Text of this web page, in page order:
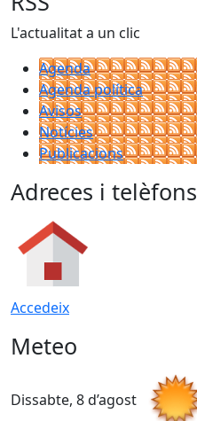
L'actualitat a un clic
Agenda
Agenda política
Avisos
Notícies
Publicacions
Adreces i telèfons
Accedeix
Meteo
Dissabte, 8 d’agost